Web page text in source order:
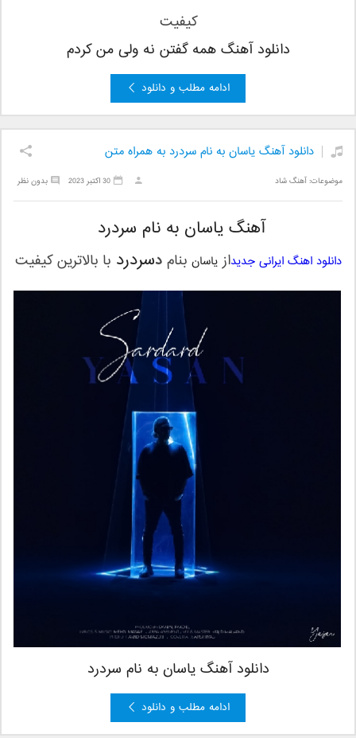
کیفیت
دانلود آهنگ همه گفتن نه ولی من کردم
ادامه مطلب و دانلود
دانلود آهنگ یاسان به نام سردرد به همراه متن
موضوعات:آهنگ شاد بدون نظر 30 اکتبر 2023
آهنگ یاسان به نام سردرد
دانلود اهنگ ایرانی جدیدازیاسان بنام دسردردبا بالاترین کیفیت
دانلود آهنگ یاسان به نام سردرد
ادامه مطلب و دانلود